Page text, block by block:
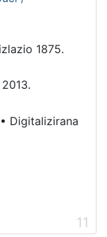
1875.
• Digitalizirana
11